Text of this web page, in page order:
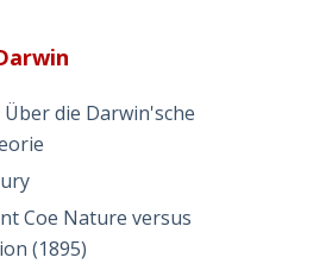
die Darwin'sche
Coe Nature versus
(1895)